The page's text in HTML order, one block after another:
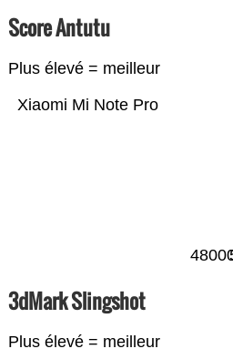
Score Antutu
Plus élevé = meilleur
Xiaomi Mi Note Pro
3dMark Slingshot
Plus élevé = meilleur